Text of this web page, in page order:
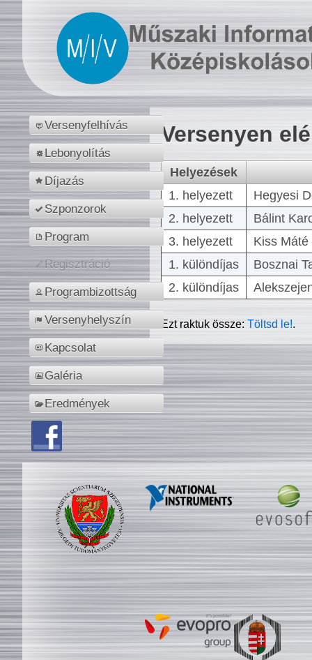
Versenyfelhívás
Lebonyolítás
Díjazás
Szponzorok
Program
Regisztráció
Programbizottság
Versenyhelyszín
Kapcsolat
Galéria
Eredmények
Versenyen
Helyezések
1. helyezett
Hegyesi
2. helyezett
Bálint
3. helyezett
Kiss
1. különdíjas
Bosznai
2. különdíjas
Ezt raktuk össze:Töltsd le!.